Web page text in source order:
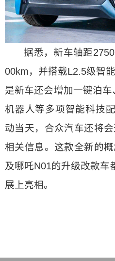
据悉，新车轴距
00km，并搭载L2.5级智
是新车还会增加一键泊
机器人等多项智能科技
动当天，合众汽车还将
相关信息。这款全新的
及哪吒N01的升级改款车
展上亮相。